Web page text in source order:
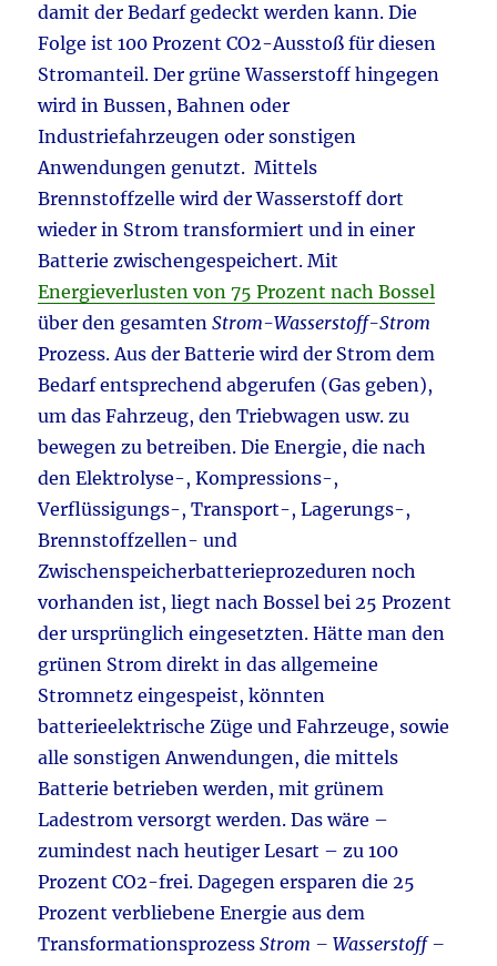
damit der Bedarf gedeckt werden kann. Die
Folge ist 100 Prozent CO2-Ausstoß für diesen
Stromanteil. Der grüne Wasserstoff hingegen
wird in Bussen, Bahnen oder
Industriefahrzeugen oder sonstigen
Anwendungen genutzt. Mittels
Brennstoffzelle wird der Wasserstoff dort
wieder in Strom transformiert und in einer
Batterie zwischengespeichert. Mit
Energieverlusten von 75 Prozent nach Bossel
über den gesamtenStrom-Wasserstoff-Strom
Prozess. Aus der Batterie wird der Strom dem
Bedarf entsprechend abgerufen (Gas geben),
um das Fahrzeug, den Triebwagen usw. zu
bewegen zu betreiben. Die Energie, die nach
den Elektrolyse-, Kompressions-,
Verflüssigungs-, Transport-, Lagerungs-,
Brennstoffzellen- und
Zwischenspeicherbatterieprozeduren noch
vorhanden ist, liegt nach Bossel bei 25 Prozent
der ursprünglich eingesetzten. Hätte man den
grünen Strom direkt in das allgemeine
Stromnetz eingespeist, könnten
batterieelektrische Züge und Fahrzeuge, sowie
alle sonstigen Anwendungen, die mittels
Batterie betrieben werden, mit grünem
Ladestrom versorgt werden. Das wäre –
zumindest nach heutiger Lesart – zu 100
Prozent CO2-frei. Dagegen ersparen die 25
Prozent verbliebene Energie aus dem
TransformationsprozessStrom – Wasserstoff –